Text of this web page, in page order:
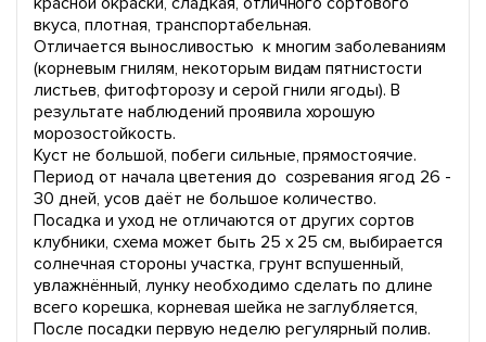
вкуса, плотная, транспортабельная.
Отличается выносливостью к многим заболеваниям
(корневым гнилям, некоторым видам пятнистости
листьев, фитофторозу и серой гнили ягоды). В
результате наблюдений проявила хорошую
морозостойкость.
Куст не большой, побеги сильные, прямостоячие.
Период от начала цветения до созревания ягод 26 -
30 дней, усов даёт не большое количество.
Посадка и уход не отличаются от других сортов
клубники, схема может быть 25 х 25 см, выбирается
солнечная стороны участка, грунт вспушенный,
увлажнённый, лунку необходимо сделать по длине
всего корешка, корневая шейка не заглубляется,
После посадки первую неделю регулярный полив.